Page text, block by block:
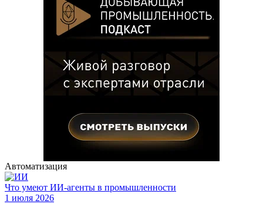
Автоматизация
Что умеют ИИ-агенты в промышленности
1 июля 2026